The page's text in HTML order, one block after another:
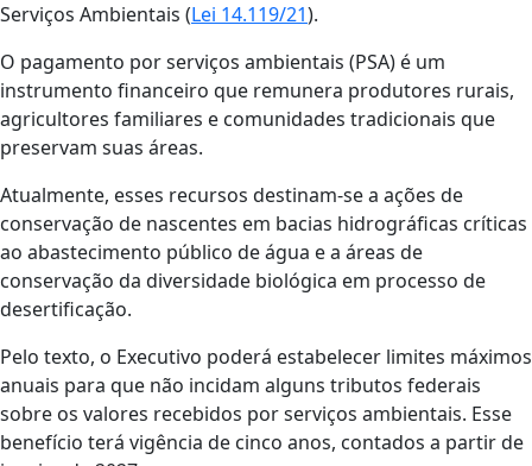
Serviços Ambientais (Lei 14.119/21).
O pagamento por serviços ambientais (PSA) é um
instrumento financeiro que remunera produtores rurais,
agricultores familiares e comunidades tradicionais que
preservam suas áreas.
Atualmente, esses recursos destinam-se a ações de
conservação de nascentes em bacias hidrográficas críticas
ao abastecimento público de água e a áreas de
conservação da diversidade biológica em processo de
desertificação.
Pelo texto, o Executivo poderá estabelecer limites máximos
anuais para que não incidam alguns tributos federais
sobre os valores recebidos por serviços ambientais. Esse
benefício terá vigência de cinco anos, contados a partir de